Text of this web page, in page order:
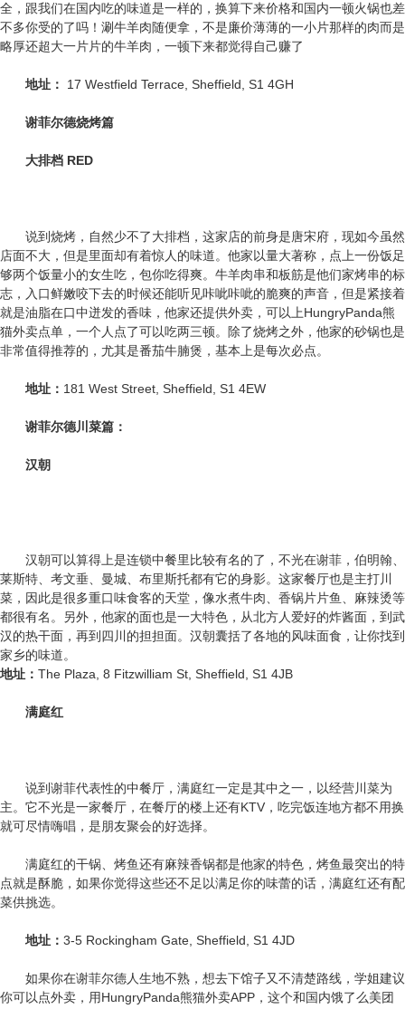
全，跟我们在国内吃的味道是一样的，换算下来价格和国内一顿火锅也差
不多你受的了吗！涮牛羊肉随便拿，不是廉价薄薄的一小片那样的肉而是
略厚还超大一片片的牛羊肉，一顿下来都觉得自己赚了
地址： 17 Westfield Terrace, Sheffield, S1 4GH
谢菲尔德烧烤篇
大排档 RED
说到烧烤，自然少不了大排档，这家店的前身是唐宋府，现如今虽然
店面不大，但是里面却有着惊人的味道。他家以量大著称，点上一份饭足
够两个饭量小的女生吃，包你吃得爽。牛羊肉串和板筋是他们家烤串的标
志，入口鲜嫩咬下去的时候还能听见咔呲咔呲的脆爽的声音，但是紧接着
就是油脂在口中迸发的香味，他家还提供外卖，可以上HungryPanda熊
猫外卖点单，一个人点了可以吃两三顿。除了烧烤之外，他家的砂锅也是
非常值得推荐的，尤其是番茄牛腩煲，基本上是每次必点。
地址： 181 West Street, Sheffield, S1 4EW
谢菲尔德川菜篇：
汉朝
汉朝可以算得上是连锁中餐里比较有名的了，不光在谢菲，伯明翰、
莱斯特、考文垂、曼城、布里斯托都有它的身影。这家餐厅也是主打川
菜，因此是很多重口味食客的天堂，像水煮牛肉、香锅片片鱼、麻辣烫等
都很有名。另外，他家的面也是一大特色，从北方人爱好的炸酱面，到武
汉的热干面，再到四川的担担面。汉朝囊括了各地的风味面食，让你找到
家乡的味道。
地址： The Plaza, 8 Fitzwilliam St, Sheffield, S1 4JB
满庭红
说到谢菲代表性的中餐厅，满庭红一定是其中之一，以经营川菜为
主。它不光是一家餐厅，在餐厅的楼上还有KTV，吃完饭连地方都不用换
就可尽情嗨唱，是朋友聚会的好选择。
满庭红的干锅、烤鱼还有麻辣香锅都是他家的特色，烤鱼最突出的特
点就是酥脆，如果你觉得这些还不足以满足你的味蕾的话，满庭红还有配
菜供挑选。
地址： 3-5 Rockingham Gate, Sheffield, S1 4JD
如果你在谢菲尔德人生地不熟，想去下馆子又不清楚路线，学姐建议
你可以点外卖，用HungryPanda熊猫外卖APP，这个和国内饿了么美团